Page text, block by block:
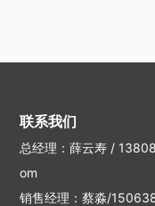
联系我们
总经理：薛云寿 /
om
销售经理：蔡淼/